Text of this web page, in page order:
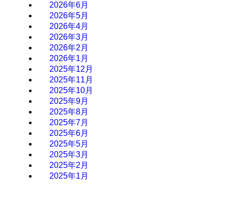
2026年6月
2026年5月
2026年4月
2026年3月
2026年2月
2026年1月
2025年12月
2025年11月
2025年10月
2025年9月
2025年8月
2025年7月
2025年6月
2025年5月
2025年3月
2025年2月
2025年1月